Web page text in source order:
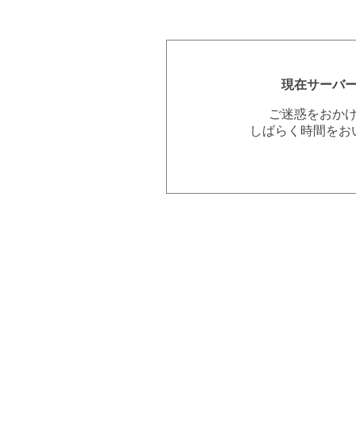
現在サーバ
ご迷惑をおか
しばらく時間を